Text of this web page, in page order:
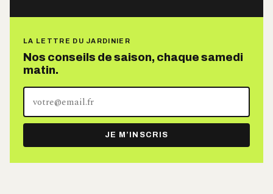
LA LETTRE DU JARDINIER
Nos conseils de saison, chaque samedi
matin.
Votre
adresse
e-
mail
JE M’INSCRIS